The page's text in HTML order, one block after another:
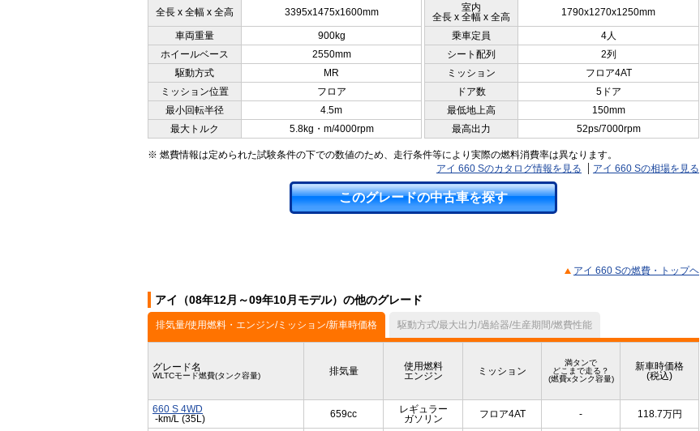
全長 x 全幅 x 全高 3395x1475x1600mm
室内
全長 x 全幅 x 全高
1790x1270x1250mm
車両重量 900kg 乗車定員
4人
ホイールベース
2550mm シート配列
2列
駆動方式
MR ミッション
フロア4AT
ミッション位置
フロア ドア数
5ドア
最小回転半径
4.5m 最低地上高
150mm
最大トルク
5.8kg・m/4000rpm 最高出力 52ps/7000rpm
※ 燃費情報は定められた試験条件の下での数値のため、走行条件等により実際の燃料消費率は異なります。
アイ 660 Sのカタログ情報を見る
アイ 660 Sの相場を見る
このグレードの中古車を探す
アイ 660 Sの燃費・トップヘ
アイ（08年12月～09年10月モデル）の他のグレード
排気量/使用燃料・エンジン/ミッション/新車時価格 駆動方式/最大出力/過給器/生産期間/燃費性能
グレード名
WLTCモード燃費(タンク容量) 排気量
使用燃料
エンジン
ミッション
満タンで
どこまで走る？
(燃費xタンク容量)
新車時価格
(税込)
660 S 4WD
-km/L (35L)
659cc
レギュラー
ガソリン
フロア4AT - 118.7万円